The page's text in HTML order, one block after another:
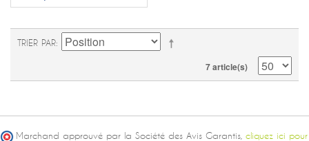
TRIER PAR
7 article(s)
Marchand approuvé par la Société des Avis Garantis, cliquez ici pour